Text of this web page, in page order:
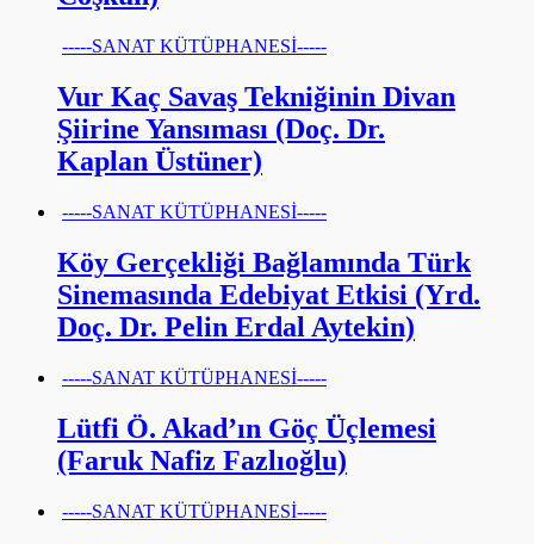
-----SANAT KÜTÜPHANESİ-----
Vur Kaç Savaş Tekniğinin Divan
Şiirine Yansıması (Doç. Dr.
Kaplan Üstüner)
-----SANAT KÜTÜPHANESİ-----
Köy Gerçekliği Bağlamında Türk
Sinemasında Edebiyat Etkisi (Yrd.
Doç. Dr. Pelin Erdal Aytekin)
-----SANAT KÜTÜPHANESİ-----
Lütfi Ö. Akad’ın Göç Üçlemesi
(Faruk Nafiz Fazlıoğlu)
-----SANAT KÜTÜPHANESİ-----